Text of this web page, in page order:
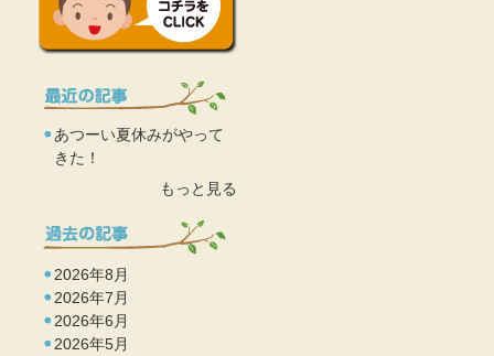
あつーい夏休みがやって
きた！
もっと見る
2026年8月
2026年7月
2026年6月
2026年5月